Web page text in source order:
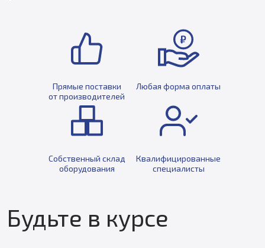
Прямые поставки
от производителей
Любая форма оплаты
Собственный склад
оборудования
Квалифицированные
специалисты
Будьте в курсе